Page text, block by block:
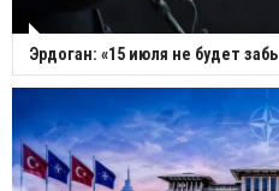
Эрдоган: «15 июля не будет